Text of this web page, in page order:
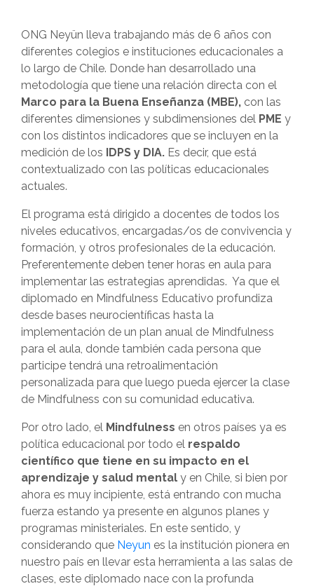
ONG Neyün lleva trabajando más de 6 años con
diferentes colegios e instituciones educacionales a
lo largo de Chile. Donde han desarrollado una
metodología que tiene una relación directa con el
Marco para la Buena Enseñanza (MBE), con las
diferentes dimensiones y subdimensiones del PME y
con los distintos indicadores que se incluyen en la
medición de los IDPS y DIA. Es decir, que está
contextualizado con las políticas educacionales
actuales.
El programa está dirigido a docentes de todos los
niveles educativos, encargadas/os de convivencia y
formación, y otros profesionales de la educación.
Preferentemente deben tener horas en aula para
implementar las estrategias aprendidas. Ya que el
diplomado en Mindfulness Educativo profundiza
desde bases neurocientíficas hasta la
implementación de un plan anual de Mindfulness
para el aula, donde también cada persona que
participe tendrá una retroalimentación
personalizada para que luego pueda ejercer la clase
de Mindfulness con su comunidad educativa.
Por otro lado, el Mindfulness en otros países ya es
política educacional por todo el respaldo
científico que tiene en su impacto en el
aprendizaje y salud mental y en Chile, si bien por
ahora es muy incipiente, está entrando con mucha
fuerza estando ya presente en algunos planes y
programas ministeriales. En este sentido, y
considerando que Neyun es la institución pionera en
nuestro país en llevar esta herramienta a las salas de
clases, este diplomado nace con la profunda